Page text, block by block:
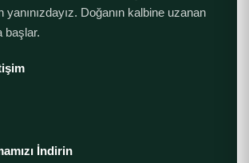
yanınızdayız. Doğanın kalbine uzanan
başlar.
İndirin